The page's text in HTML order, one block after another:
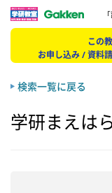
この
お申し込み / 資料
検索一覧に戻る
学研まえは